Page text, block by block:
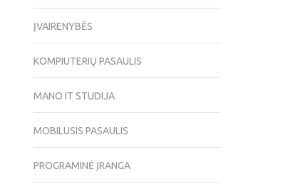
ĮVAIRENYBĖS
KOMPIUTERIŲ PASAULIS
MANO IT STUDIJA
MOBILUSIS PASAULIS
PROGRAMINĖ ĮRANGA